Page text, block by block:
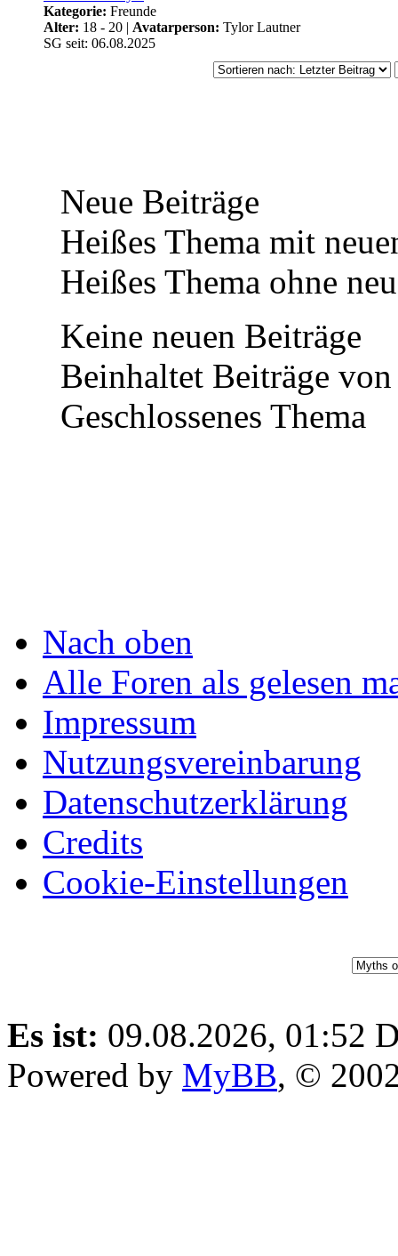
und Oktober 2025
sind nun spielbar.
Die Erstsemester
22.11.2024:Das
Board ist offiziell
eröffnet!
17.11.2024: Das
Board befindet sich
im Aufbau!
Kategorie: Freunde
Alter: 18 - 20 | Avatarperson: Tylor Lautner
SG seit: 06.08.2025
Neue Beiträge
Heißes Thema mit
Heißes Thema ohne
Keine neuen Beiträge
Beinhaltet Beiträge
Geschlossenes Thema
Nach oben
Alle Foren als gelesen
Impressum
Nutzungsvereinbarung
Datenschutzerklärung
Credits
Cookie-Einstellungen
Es ist: 09.08.2026, 01:52
Powered by MyBB, ©